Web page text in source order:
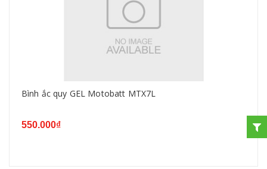
Bình ắc quy GEL Motobatt MTX7L
550.000₫